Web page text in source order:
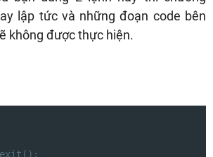
lập tức và những đoạn code bên
không được thực hiện.